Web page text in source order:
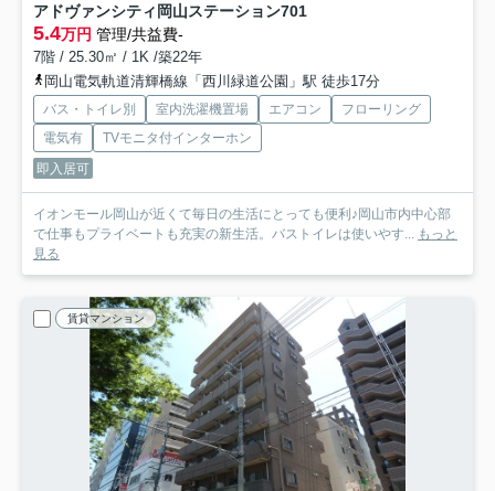
アドヴァンシティ岡山ステーション701
5.4万円 管理/共益費-
7階 / 25.30㎡ / 1K /築22年
岡山電気軌道清輝橋線「西川緑道公園」駅 徒歩17分
バス・トイレ別 室内洗濯機置場 エアコン
フローリング
電気有
TVモニタ付インターホン
即入居可
イオンモール岡山が近くて毎日の生活にとっても便利♪岡山市内中心部
で仕事もプライベートも充実の新生活。バストイレは使いやす... もっと
見る
賃貸マンション